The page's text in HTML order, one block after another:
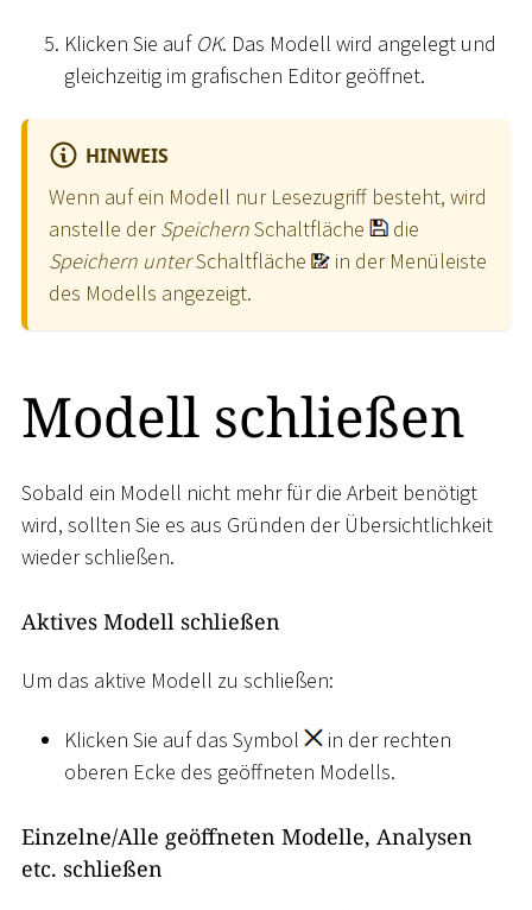
Klicken Sie auf OK. Das Modell wird angelegt und
gleichzeitig im grafischen Editor geöffnet.
HINWEIS
Wenn auf ein Modell nur Lesezugriff besteht, wird
anstelle derSpeichernSchaltfläche
die
Speichern unterSchaltfläche
in der Menüleiste
des Modells angezeigt.
Modell schließen
Sobald ein Modell nicht mehr für die Arbeit benötigt
wird, sollten Sie es aus Gründen der Übersichtlichkeit
wieder schließen.
Aktives Modell schließen
Um das aktive Modell zu schließen:
Klicken Sie auf das Symbol
in der rechten
oberen Ecke des geöffneten Modells.
Einzelne/Alle geöffneten Modelle, Analysen
etc. schließen